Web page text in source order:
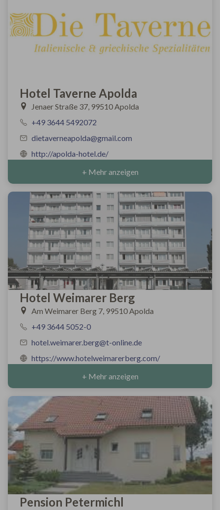
Hotel Taverne Apolda
Jenaer Straße 37, 99510 Apolda
+49 3644 5492072
dietaverneapolda@gmail.com
http://apolda-hotel.de/
+ Mehr anzeigen
Hotel Weimarer Berg
Am Weimarer Berg 7, 99510 Apolda
+49 3644 5052-0
hotel.weimarer.berg@t-online.de
https://www.hotelweimarerberg.com/
+ Mehr anzeigen
Pension Petermichl